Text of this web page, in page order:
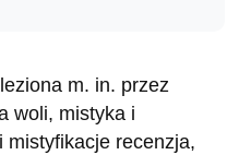
m. in. przez
woli, mistyka i
mistyfikacje recenzja,